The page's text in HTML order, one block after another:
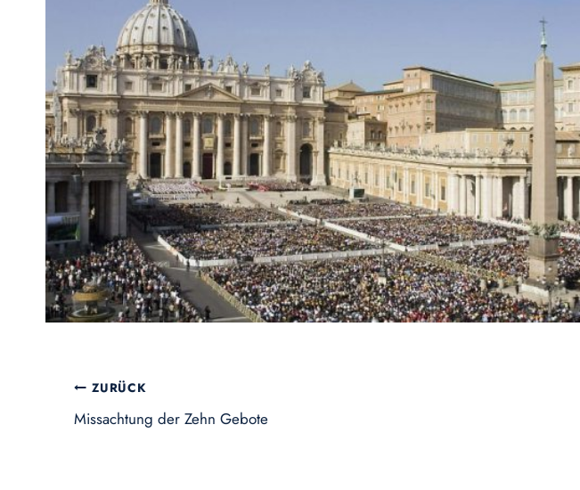
Beitragsnavigation
ZURÜCK
Missachtung der Zehn Gebote